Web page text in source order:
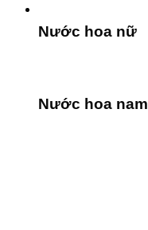
Nước hoa nữ
Nước hoa nam